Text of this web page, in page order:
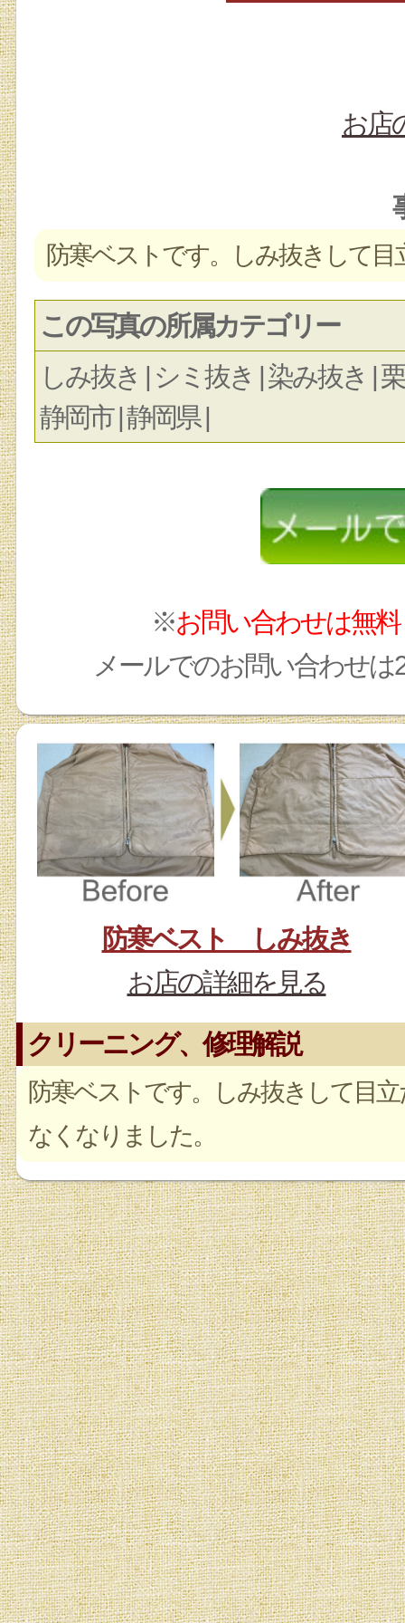
お店
防寒ベストです。しみ抜きして
この写真の所属カテゴリー
しみ抜き | シミ抜き | 染み抜き |
静岡市 | 静岡県 |
※お問い合わせは無料
メールでのお問い合わせ
防寒ベスト しみ抜き
お店の詳細を見る
クリーニング、修理解説
防寒ベストです。しみ抜きして目立
なくなりました。